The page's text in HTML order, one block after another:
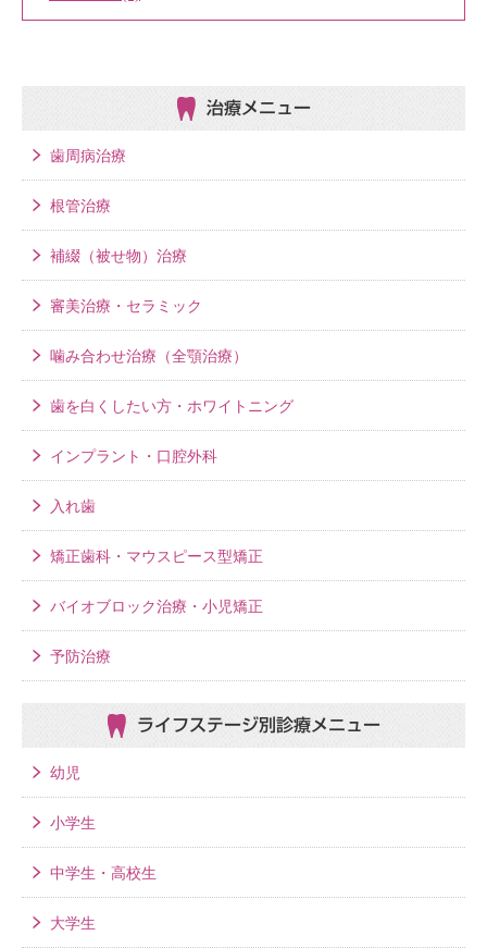
治療メニュー
歯周病治療
根管治療
補綴（被せ物）治療
審美治療・セラミック
噛み合わせ治療（全顎治療）
歯を白くしたい方・ホワイトニング
インプラント・口腔外科
入れ歯
矯正歯科・マウスピース型矯正
バイオブロック治療・小児矯正
予防治療
ライフステージ別 診療メニュー
幼児
小学生
中学生・高校生
大学生